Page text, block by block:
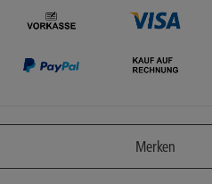
Merken